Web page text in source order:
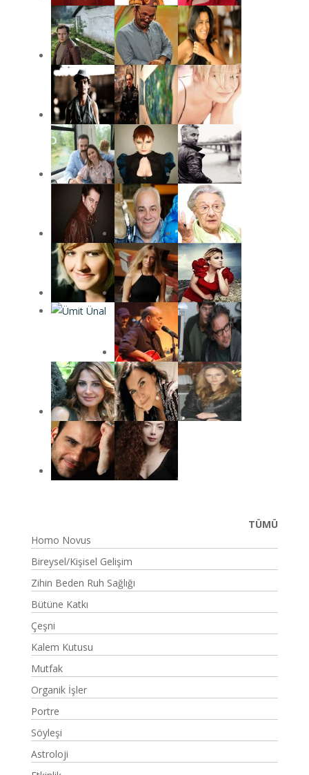
TÜMÜ
Homo Novus
Bireysel/Kişisel Gelişim
Zihin Beden Ruh Sağlığı
Bütüne Katkı
Çeşni
Kalem Kutusu
Mutfak
Organik İşler
Portre
Söyleşi
Astroloji